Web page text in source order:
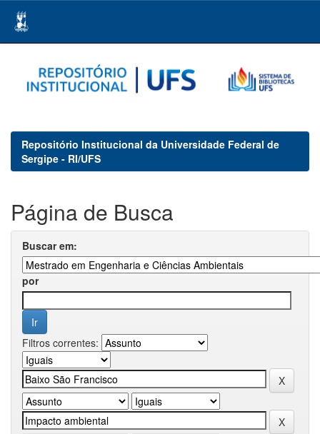
navigation
Repositório Institucional da Universidade Federal de
Sergipe - RI/UFS
Página de Busca
Buscar em:
por
Filtros correntes: